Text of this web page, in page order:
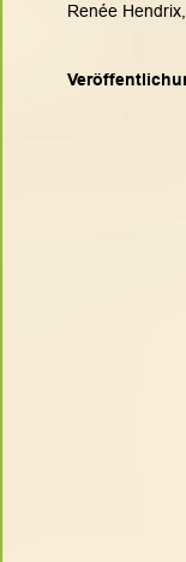
Renée